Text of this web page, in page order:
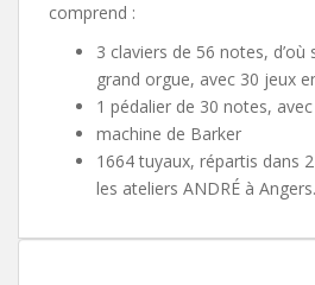
comprend :
3 claviers de 56 notes,
grand orgue, avec 30 jeux
1 pédalier de 30 notes,
machine de Barker
1664 tuyaux, répartis dans
les ateliers ANDRÉ à Angers.